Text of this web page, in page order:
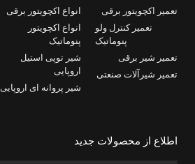
تعمیر اکچویتور برقی
تعمیر کنترل ولو
پنوماتیک
تعمیر شیر برقی
تعمیر شیرآلات صنعتی
انواع اکچویتور برقی
انواع اکچویتور
پنوماتیک
شیر توپی استیل
اروپایی
شیر پروانه ای اروپایی
اطلاع از محصولات جدید